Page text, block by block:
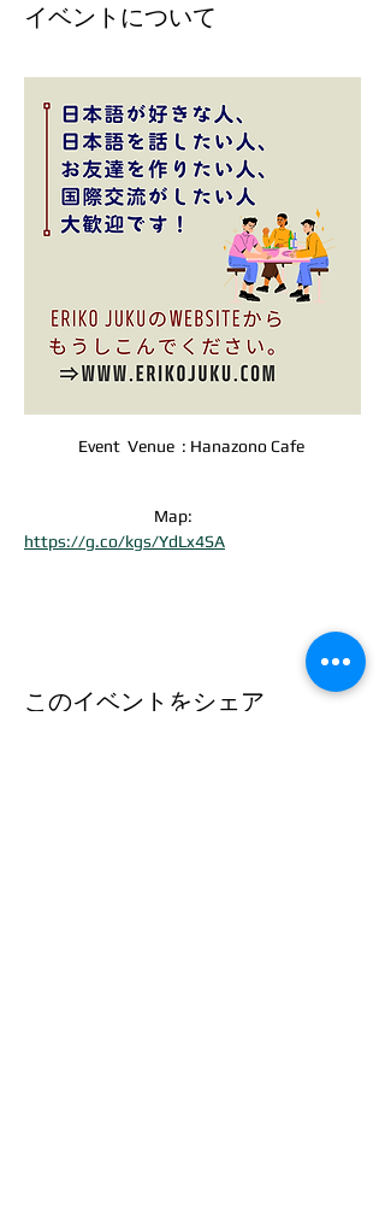
イベントについて
Event  Venue  : Hanazono Cafe
                                    Map:
https://g.co/kgs/YdLx4SA
このイベントをシェア